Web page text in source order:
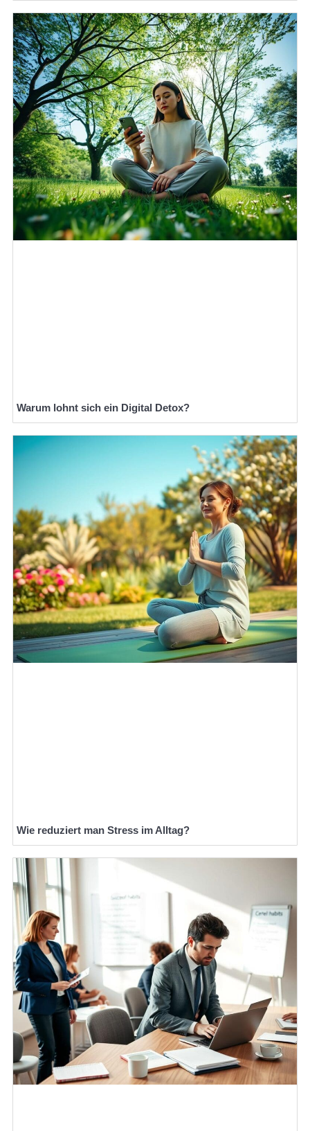
Warum lohnt sich ein Digital Detox?
Wie reduziert man Stress im Alltag?